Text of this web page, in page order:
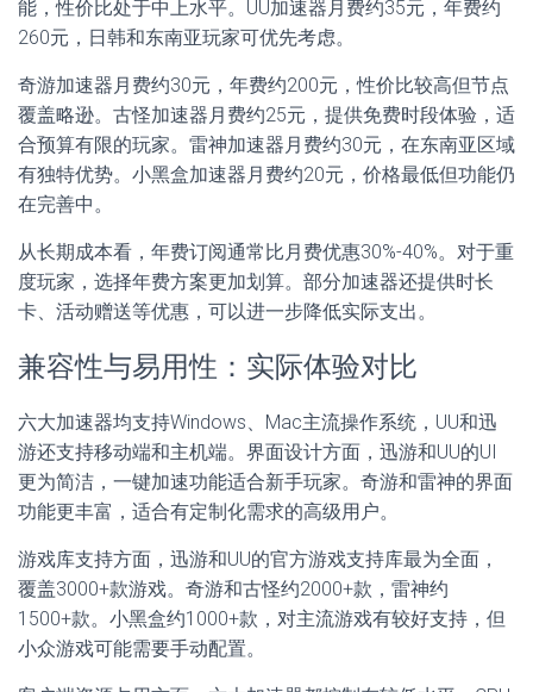
能，性价比处于中上水平。UU加速器月费约35元，年费约
260元，日韩和东南亚玩家可优先考虑。
奇游加速器月费约30元，年费约200元，性价比较高但节点
覆盖略逊。古怪加速器月费约25元，提供免费时段体验，适
合预算有限的玩家。雷神加速器月费约30元，在东南亚区域
有独特优势。小黑盒加速器月费约20元，价格最低但功能仍
在完善中。
从长期成本看，年费订阅通常比月费优惠30%-40%。对于重
度玩家，选择年费方案更加划算。部分加速器还提供时长
卡、活动赠送等优惠，可以进一步降低实际支出。
兼容性与易用性：实际体验对比
六大加速器均支持Windows、Mac主流操作系统，UU和迅
游还支持移动端和主机端。界面设计方面，迅游和UU的UI
更为简洁，一键加速功能适合新手玩家。奇游和雷神的界面
功能更丰富，适合有定制化需求的高级用户。
游戏库支持方面，迅游和UU的官方游戏支持库最为全面，
覆盖3000+款游戏。奇游和古怪约2000+款，雷神约
1500+款。小黑盒约1000+款，对主流游戏有较好支持，但
小众游戏可能需要手动配置。